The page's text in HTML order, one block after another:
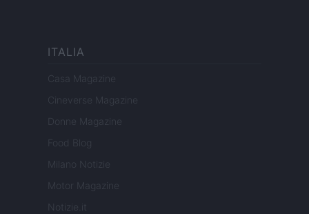
ITALIA
Casa Magazine
Cineverse Magazine
Donne Magazine
Food Blog
Milano Notizie
Motor Magazine
Notizie.it